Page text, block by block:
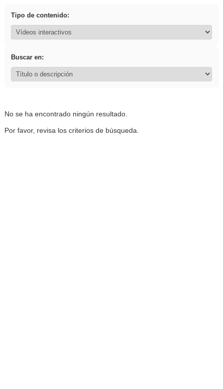
Tipo de contenido:
Buscar en:
No se ha encontrado ningún resultado.
Por favor, revisa los criterios de búsqueda.